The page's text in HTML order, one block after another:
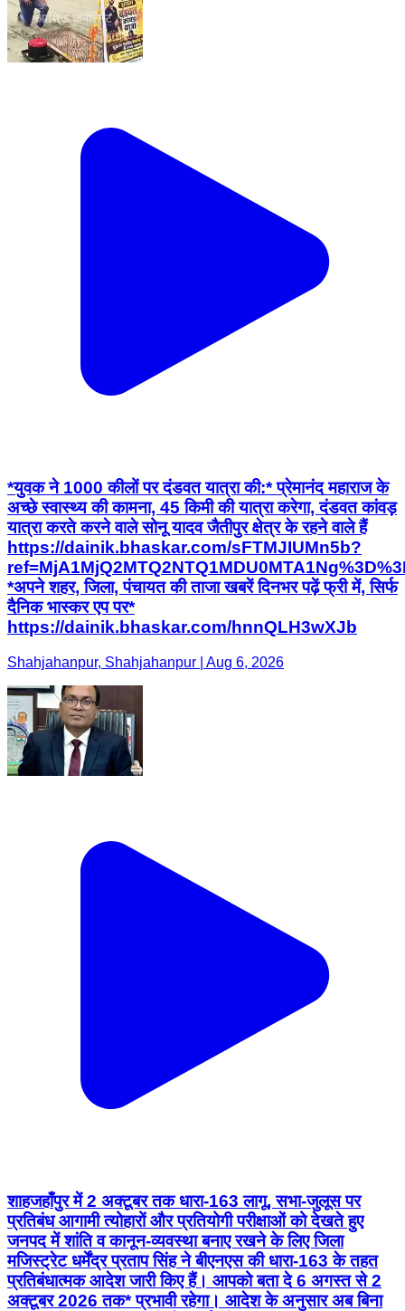
*युवक ने 1000 कीलों पर दंडवत यात्रा की:* प्रेमानंद महाराज के
अच्छे स्वास्थ्य की कामना, 45 किमी की यात्रा करेगा, दंडवत कांवड़
यात्रा करते करने वाले सोनू यादव जैतीपुर क्षेत्र के रहने वाले हैं
https://dainik.bhaskar.com/sFTMJIUMn5b?
*अपने शहर, जिला, पंचायत की ताजा खबरें दिनभर पढ़ें फ्री में, सिर्फ
दैनिक भास्कर एप पर*
https://dainik.bhaskar.com/hnnQLH3wXJb
Shahjahanpur, Shahjahanpur | Aug 6, 2026
शाहजहाँपुर में 2 अक्टूबर तक धारा-163 लागू, सभा-जुलूस पर
प्रतिबंध आगामी त्योहारों और प्रतियोगी परीक्षाओं को देखते हुए
जनपद में शांति व कानून-व्यवस्था बनाए रखने के लिए जिला
मजिस्ट्रेट धर्मेंद्र प्रताप सिंह ने बीएनएस की धारा-163 के तहत
प्रतिबंधात्मक आदेश जारी किए हैं। आपको बता दे 6 अगस्त से 2
अक्टूबर 2026 तक* प्रभावी रहेगा। आदेश के अनुसार अब बिना